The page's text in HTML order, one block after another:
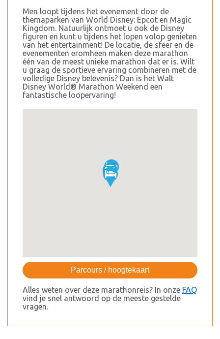
Men loopt tijdens het evenement door de
themaparken van World Disney: Epcot en Magic
Kingdom. Natuurlijk ontmoet u ook de Disney
figuren en kunt u tijdens het lopen volop genieten
van het entertainment! De locatie, de sfeer en de
evenementen eromheen maken deze marathon
één van de meest unieke marathon dat er is. Wilt
u graag de sportieve ervaring combineren met de
volledige Disney belevenis? Dan is het Walt
Disney World® Marathon Weekend een
fantastische loopervaring!
Parcours / hoogtekaart
Alles weten over deze marathonreis? In onze FAQ
vind je snel antwoord op de meeste gestelde
vragen.